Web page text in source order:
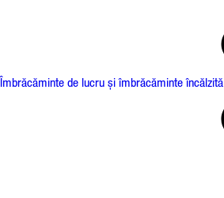
Îmbrăcăminte de lucru și îmbrăcăminte încălzită